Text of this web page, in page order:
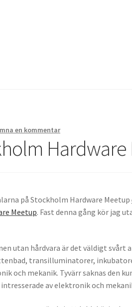
en kommentar
på Stockholm Hardware Meetup
Meetup. Fast denna gång kör jag
utan hårdvara är det väldigt
transilluminatorer,
och mekanik. Tyvärr saknas den
av elektronik och